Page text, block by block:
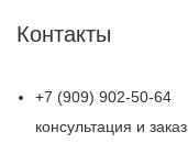
Контакты
+7 (909) 902-50-64
консультация и заказ